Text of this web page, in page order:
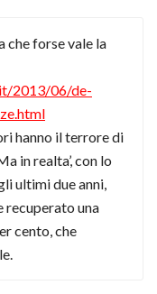
che forse vale la
2013/06/de-
hanno il terrore di
in realta’, con lo
ultimi due anni,
recuperato una
cento, che